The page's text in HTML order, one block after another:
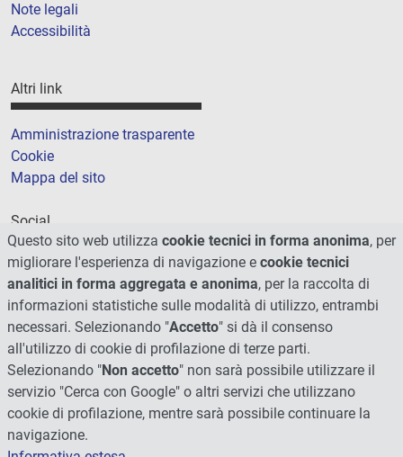
Note legali
Accessibilità
Altri link
Amministrazione trasparente
Cookie
Mappa del sito
Social
Questo sito web utilizza cookie tecnici in forma anonima, per
migliorare l'esperienza di navigazione e cookie tecnici
analitici in forma aggregata e anonima, per la raccolta di
informazioni statistiche sulle modalità di utilizzo, entrambi
necessari. Selezionando "Accetto" si dà il consenso
all'utilizzo di cookie di profilazione di terze parti.
Selezionando "Non accetto" non sarà possibile utilizzare il
servizio "Cerca con Google" o altri servizi che utilizzano
cookie di profilazione, mentre sarà possibile continuare la
navigazione.